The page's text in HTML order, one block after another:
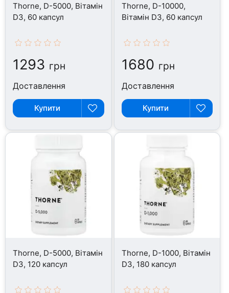
Thorne, D-5000, Вітамін
D3, 60 капсул
1293 грн
Доставлення
Купити
Thorne, D-10000,
Вітамін D3, 60 капсул
1680 грн
Доставлення
Купити
Thorne, D-5000, Вітамін
D3, 120 капсул
Thorne, D-1000, Вітамін
D3, 180 капсул